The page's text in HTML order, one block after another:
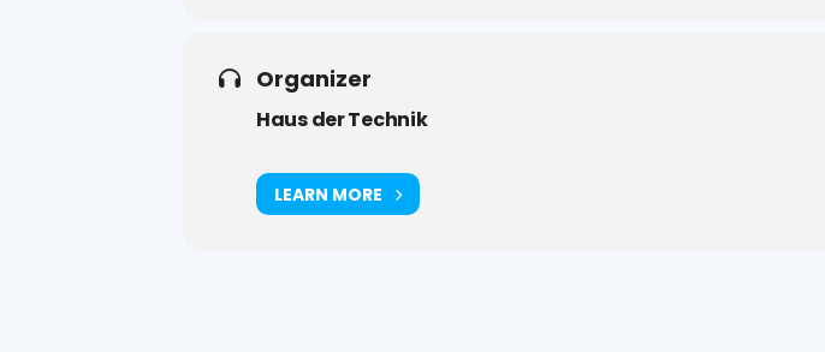
Organizer
Haus der Technik
LEARN MORE